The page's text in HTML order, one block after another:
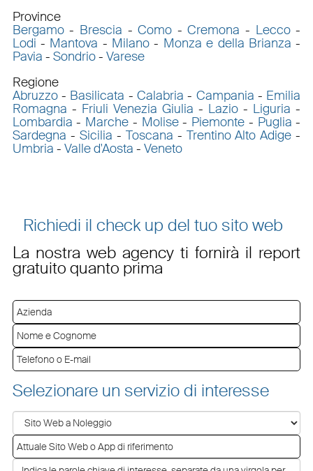
Province
Bergamo- Brescia -Como -Cremona - Lecco-
Lodi - Mantova - Milano - Monza e della Brianza -
Pavia - Sondrio- Varese
Regione
Abruzzo- Basilicata - Calabria - Campania - Emilia
Romagna - Friuli Venezia Giulia - Lazio - Liguria -
Lombardia - Marche - Molise- Piemonte - Puglia -
Sardegna - Sicilia - Toscana - Trentino Alto Adige -
Umbria - Valle d'Aosta - Veneto
Richiedi il check up del tuo sito web
La nostra web agency ti fornirà il report
gratuito quanto prima
Selezionare un servizio di interesse